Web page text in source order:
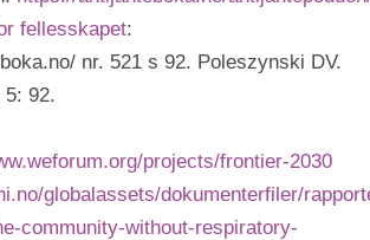
fellesskapet:
nr. 521 s 92. Poleszynski DV.
5: 92.
projects/frontier-2030
globalassets/dokumenterfiler/
community-without-respiratory-